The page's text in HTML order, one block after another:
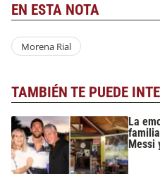
EN ESTA NOTA
Morena Rial
TAMBIÉN TE PUEDE
La
Messi